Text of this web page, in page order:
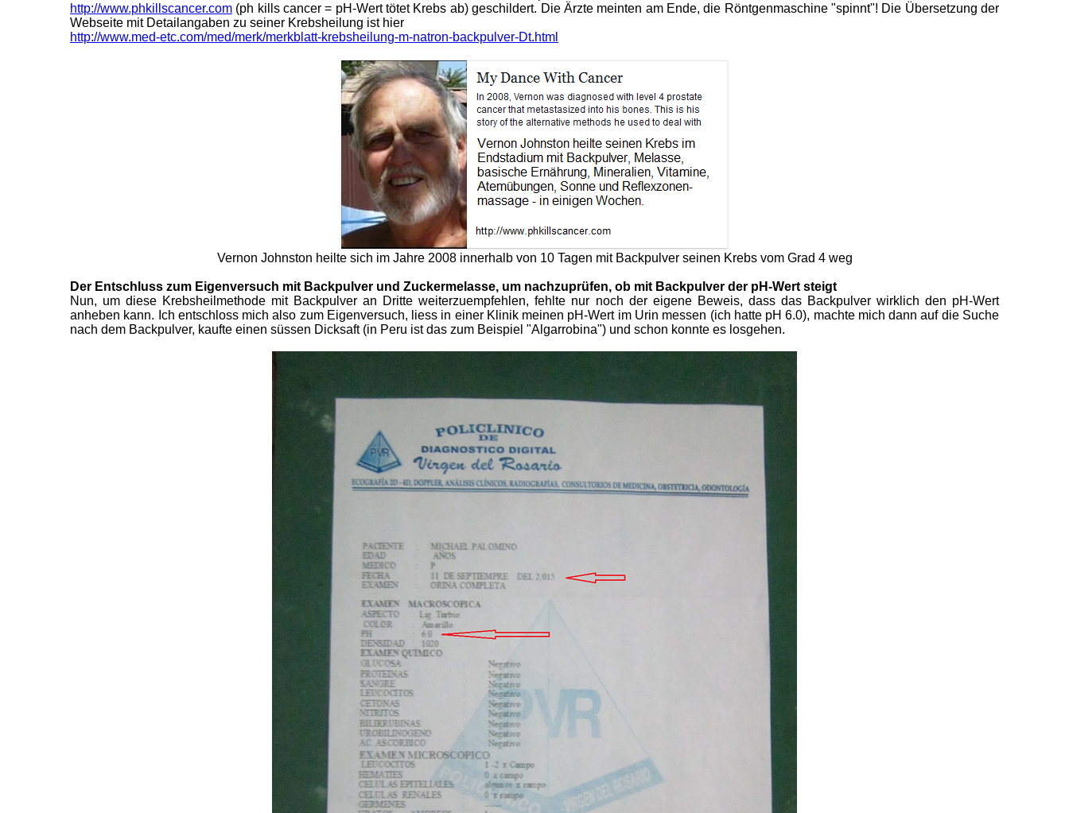
http://www.phkillscancer.com (ph kills cancer = pH-Wert tötet Krebs ab) geschildert. Die Ärzte meinten am Ende, die Röntgenmaschine "spinnt"! Die Übersetzung der
Webseite mit Detailangaben zu seiner Krebsheilung ist hier
http://www.med-etc.com/med/merk/merkblatt-krebsheilung-m-natron-backpulver-Dt.html
Vernon Johnston heilte sich im Jahre 2008 innerhalb von 10 Tagen mit Backpulver seinen Krebs vom Grad 4 weg
Der Entschluss zum Eigenversuch mit Backpulver und Zuckermelasse, um nachzuprüfen, ob mit Backpulver der pH-Wert steigt
Nun, um diese Krebsheilmethode mit Backpulver an Dritte weiterzuempfehlen, fehlte nur noch der eigene Beweis, dass das Backpulver wirklich den pH-Wert
anheben kann. Ich entschloss mich also zum Eigenversuch, liess in einer Klinik meinen pH-Wert im Urin messen (ich hatte pH 6.0), machte mich dann auf die Suche
nach dem Backpulver, kaufte einen süssen Dicksaft (in Peru ist das zum Beispiel "Algarrobina") und schon konnte es losgehen.